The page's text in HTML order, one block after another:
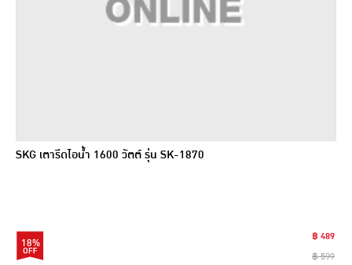
SKG เตารีดไอน้ำ 1600 วัตต์ รุ่น SK-1870
18%
฿ 489
฿ 599